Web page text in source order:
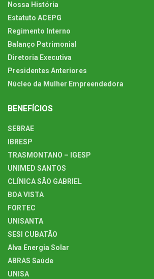
Nossa História
Estatuto ACEPG
Regimento Interno
Balanço Patrimonial
Diretoria Executiva
Presidentes Anteriores
Núcleo da Mulher Empreendedora
BENEFÍCIOS
SEBRAE
IBRESP
TRASMONTANO – IGESP
UNIMED SANTOS
CLÍNICA SÃO GABRIEL
BOA VISTA
FORTEC
UNISANTA
SESI CUBATÃO
Alva Energia Solar
ABRAS Saúde
UNISA